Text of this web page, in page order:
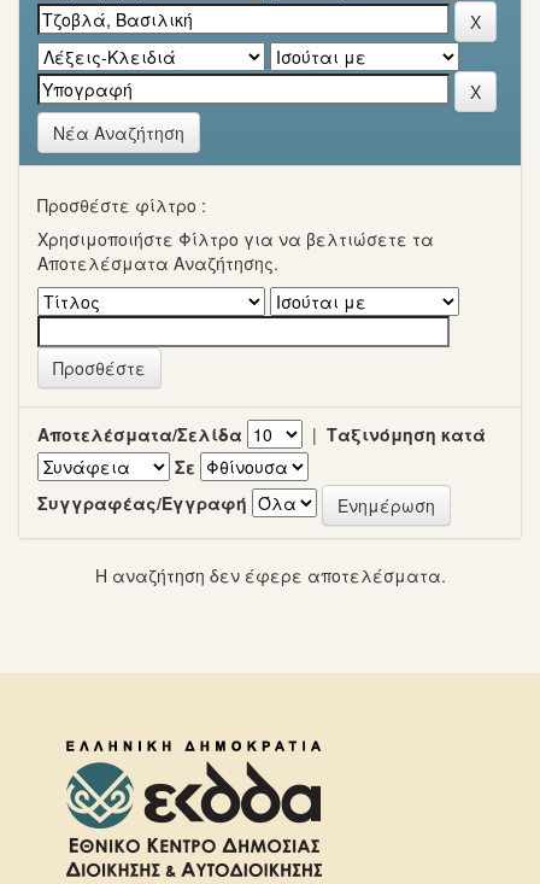
Νέα Αναζήτηση
Προσθέστε φίλτρο :
Χρησιμοποιήστε Φίλτρο για να βελτιώσετε τα
Αποτελέσματα Αναζήτησης.
Αποτελέσματα/Σελίδα | Ταξινόμηση κατά
Σε
Συγγραφέας/Εγγραφή
Η αναζήτηση δεν έφερε αποτελέσματα.